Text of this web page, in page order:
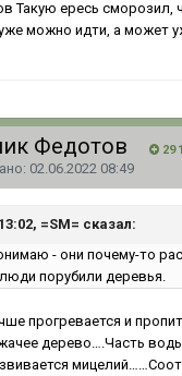
Такую ересь сморозил,
можно идти, а может
Федотов 29
02.06.2022 08:49
=SM= сказал:
- они почему-то
ди порубили деревья.
прогревается и
дерево….Часть